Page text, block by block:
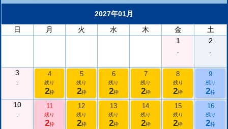
2027年01月
日
月 火 水 木 金
土
1
-
2
-
3
-
4
残り
2枠
5
残り
2枠
6
残り
2枠
7
残り
2枠
8
残り
2枠
9
残り
2枠
10
-
11
残り
2枠
12
残り
2枠
13
残り
2枠
14
残り
2枠
15
残り
2枠
16
残り
2枠